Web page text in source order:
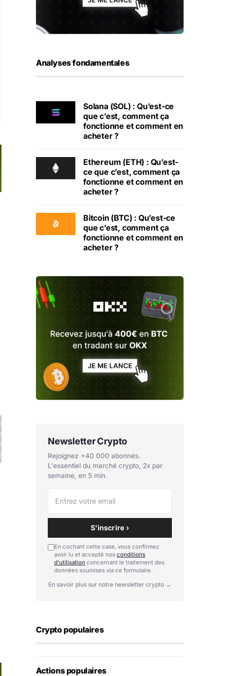
Analyses fondamentales
Solana (SOL) : Qu’est-ce
que c’est, comment ça
fonctionne et comment en
acheter ?
Ethereum (ETH) : Qu’est-
ce que c’est, comment ça
fonctionne et comment en
acheter ?
Bitcoin (BTC) : Qu’est-ce
que c’est, comment ça
fonctionne et comment en
acheter ?
Newsletter Crypto
Rejoignez +40 000 abonnés.
L'essentiel du marché crypto, 2x par
semaine, en 5 min.
S'inscrire ›
En cochant cette case, vous confirmez
avoir lu et accepté nos conditions
d'utilisation concernant le traitement des
données soumises via ce formulaire.
En savoir plus sur notre newsletter crypto →
Crypto populaires
Actions populaires